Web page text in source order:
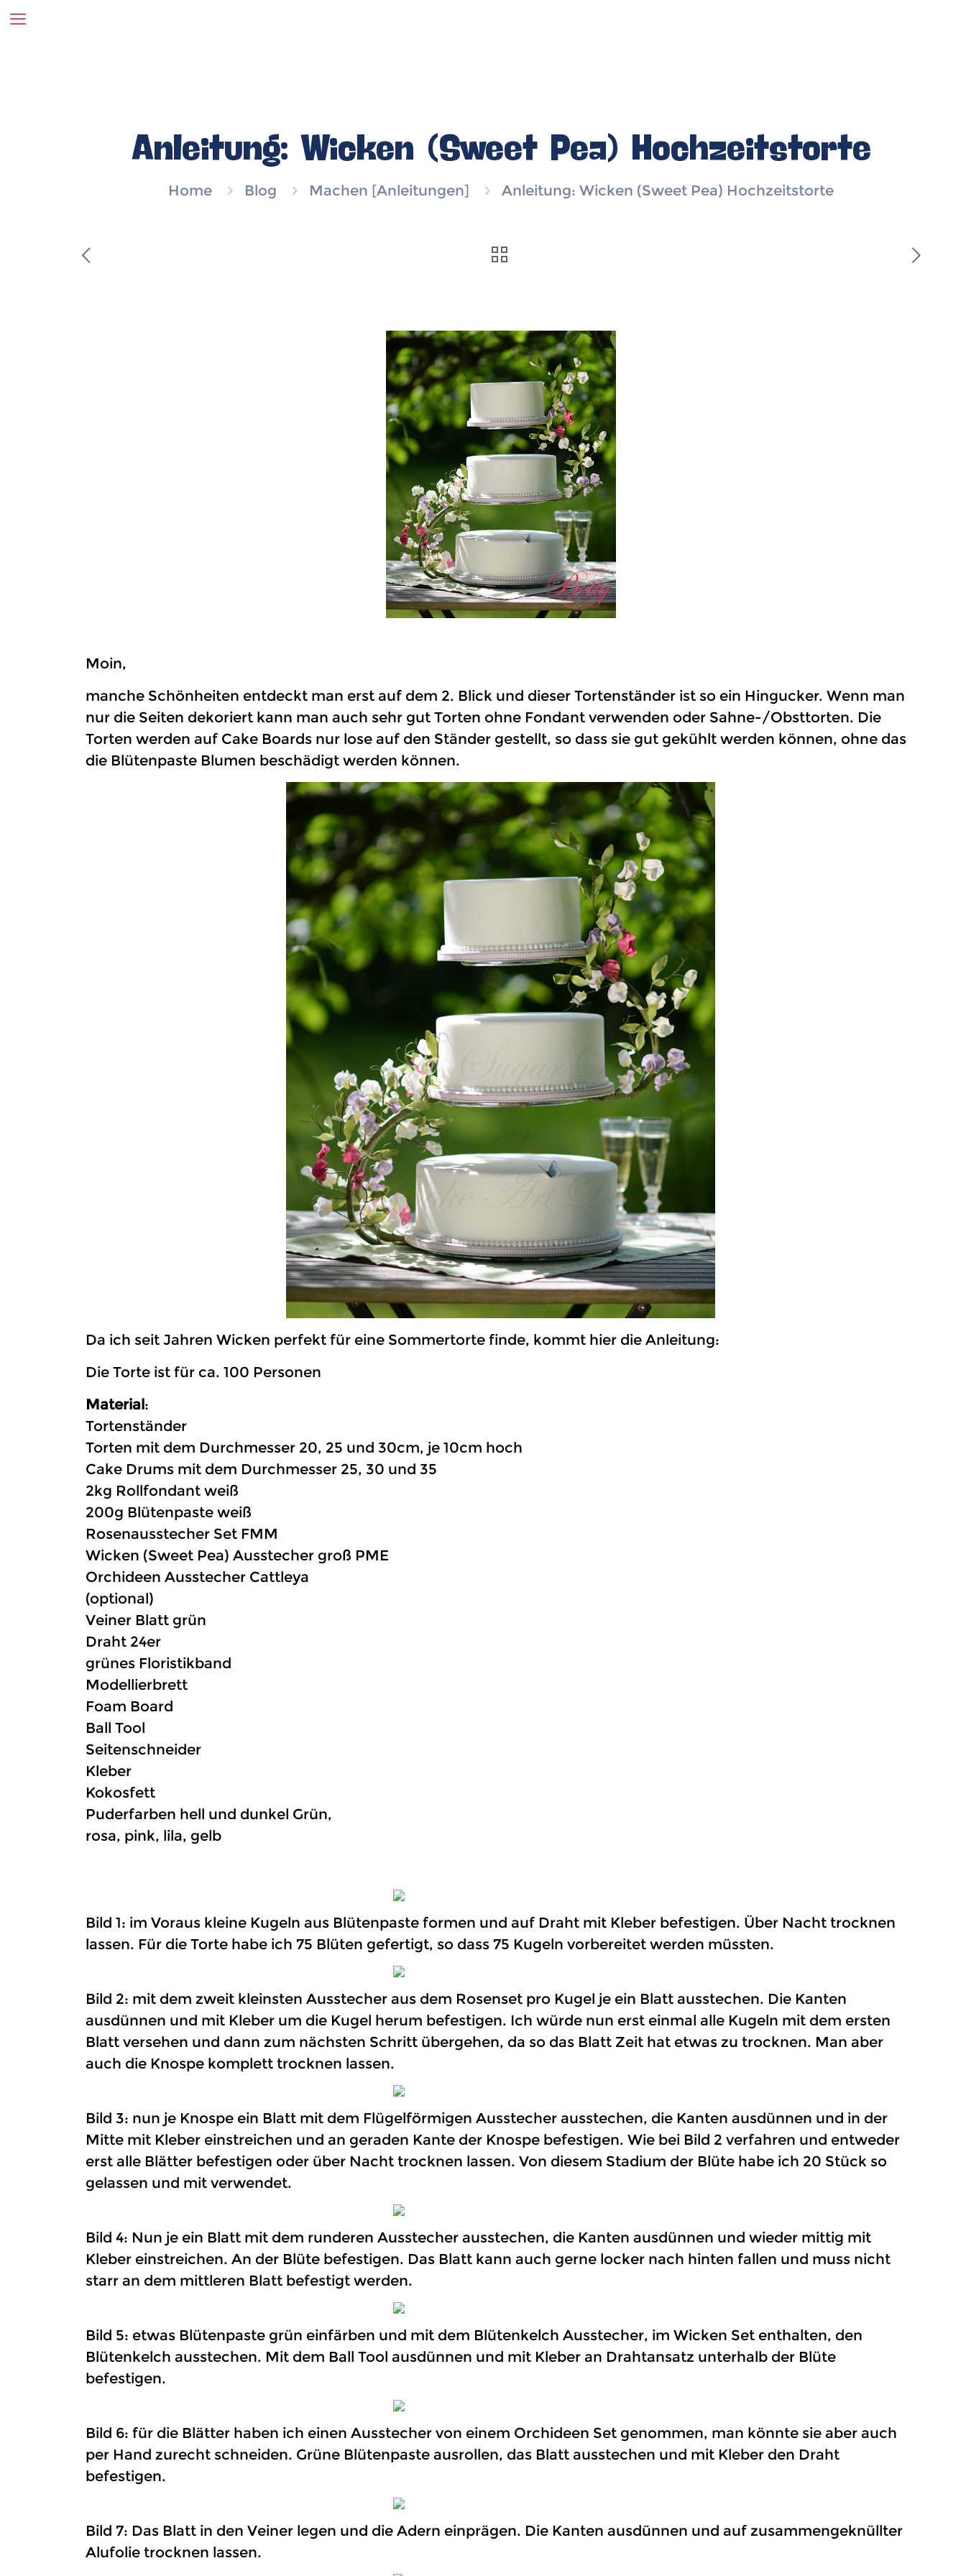
Anleitung: Wicken (Sweet Pea) Hochzeitstorte
Home Blog Machen [Anleitungen] Anleitung: Wicken (Sweet Pea) Hochzeitstorte
Moin,
manche Schönheiten entdeckt man erst auf dem 2. Blick und dieser Tortenständer ist so ein Hingucker. Wenn man
nur die Seiten dekoriert kann man auch sehr gut Torten ohne Fondant verwenden oder Sahne-/Obsttorten. Die
Torten werden auf Cake Boards nur lose auf den Ständer gestellt, so dass sie gut gekühlt werden können, ohne das
die Blütenpaste Blumen beschädigt werden können.
Da ich seit Jahren Wicken perfekt für eine Sommertorte finde, kommt hier die Anleitung:
Die Torte ist für ca. 100 Personen
Material:
Tortenständer
Torten mit dem Durchmesser 20, 25 und 30cm, je 10cm hoch
Cake Drums mit dem Durchmesser 25, 30 und 35
2kg Rollfondant weiß
200g Blütenpaste weiß
Rosenausstecher Set FMM
Wicken (Sweet Pea) Ausstecher groß PME
Orchideen Ausstecher Cattleya
(optional)
Veiner Blatt grün
Draht 24er
grünes Floristikband
Modellierbrett
Foam Board
Ball Tool
Seitenschneider
Kleber
Kokosfett
Puderfarben hell und dunkel Grün,
rosa, pink, lila, gelb
Bild 1: im Voraus kleine Kugeln aus Blütenpaste formen und auf Draht mit Kleber befestigen. Über Nacht trocknen
lassen. Für die Torte habe ich 75 Blüten gefertigt, so dass 75 Kugeln vorbereitet werden müssten.
Bild 2: mit dem zweit kleinsten Ausstecher aus dem Rosenset pro Kugel je ein Blatt ausstechen. Die Kanten
ausdünnen und mit Kleber um die Kugel herum befestigen. Ich würde nun erst einmal alle Kugeln mit dem ersten
Blatt versehen und dann zum nächsten Schritt übergehen, da so das Blatt Zeit hat etwas zu trocknen. Man aber
auch die Knospe komplett trocknen lassen.
Bild 3: nun je Knospe ein Blatt mit dem Flügelförmigen Ausstecher ausstechen, die Kanten ausdünnen und in der
Mitte mit Kleber einstreichen und an geraden Kante der Knospe befestigen. Wie bei Bild 2 verfahren und entweder
erst alle Blätter befestigen oder über Nacht trocknen lassen. Von diesem Stadium der Blüte habe ich 20 Stück so
gelassen und mit verwendet.
Bild 4: Nun je ein Blatt mit dem runderen Ausstecher ausstechen, die Kanten ausdünnen und wieder mittig mit
Kleber einstreichen. An der Blüte befestigen. Das Blatt kann auch gerne locker nach hinten fallen und muss nicht
starr an dem mittleren Blatt befestigt werden.
Bild 5: etwas Blütenpaste grün einfärben und mit dem Blütenkelch Ausstecher, im Wicken Set enthalten, den
Blütenkelch ausstechen. Mit dem Ball Tool ausdünnen und mit Kleber an Drahtansatz unterhalb der Blüte
befestigen.
Bild 6: für die Blätter haben ich einen Ausstecher von einem Orchideen Set genommen, man könnte sie aber auch
per Hand zurecht schneiden. Grüne Blütenpaste ausrollen, das Blatt ausstechen und mit Kleber den Draht
befestigen.
Bild 7: Das Blatt in den Veiner legen und die Adern einprägen. Die Kanten ausdünnen und auf zusammengeknüllter
Alufolie trocknen lassen.